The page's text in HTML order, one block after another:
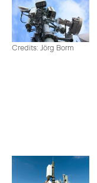
Credits: Jörg Borm